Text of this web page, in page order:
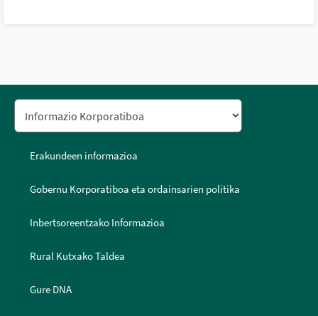
Erakundeen informazioa
Gobernu Korporatiboa eta ordainsarien politika
Inbertsoreentzako Informazioa
Rural Kutxako Taldea
Gure DNA